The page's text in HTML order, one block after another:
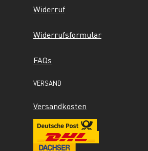
Widerruf
Widerrufsformular
FAQs
VERSAND
Versandkosten